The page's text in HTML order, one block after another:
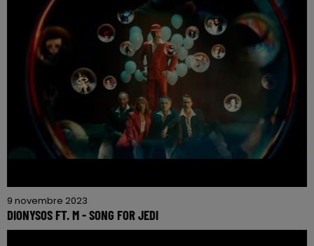
9 novembre 2023
DIONYSOS FT. M - SONG FOR JEDI